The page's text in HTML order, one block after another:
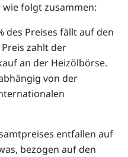
folgt zusammen:
des Preises fällt auf den
zahlt der
an der Heizölbörse.
von der
entfallen auf
bezogen auf den